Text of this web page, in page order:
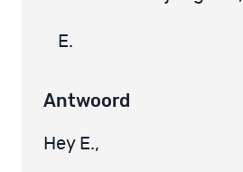
E.
Antwoord
Hey E.,